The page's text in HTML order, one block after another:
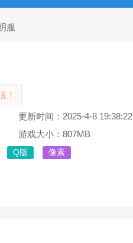
服
！
更新时间：2025-4-8 19:38:22
游戏大小：807MB
Q版 像素